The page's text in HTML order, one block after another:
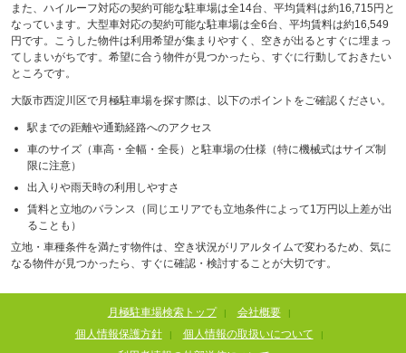
また、ハイルーフ対応の契約可能な駐車場は全14台、平均賃料は約16,715円と
なっています。大型車対応の契約可能な駐車場は全6台、平均賃料は約16,549
円です。こうした物件は利用希望が集まりやすく、空きが出るとすぐに埋まっ
てしまいがちです。希望に合う物件が見つかったら、すぐに行動しておきたい
ところです。
大阪市西淀川区で月極駐車場を探す際は、以下のポイントをご確認ください。
駅までの距離や通勤経路へのアクセス
車のサイズ（車高・全幅・全長）と駐車場の仕様（特に機械式はサイズ制
限に注意）
出入りや雨天時の利用しやすさ
賃料と立地のバランス（同じエリアでも立地条件によって1万円以上差が出
ることも）
立地・車種条件を満たす物件は、空き状況がリアルタイムで変わるため、気に
なる物件が見つかったら、すぐに確認・検討することが大切です。
月極駐車場検索トップ | 会社概要 |
個人情報保護方針 | 個人情報の取扱いについて |